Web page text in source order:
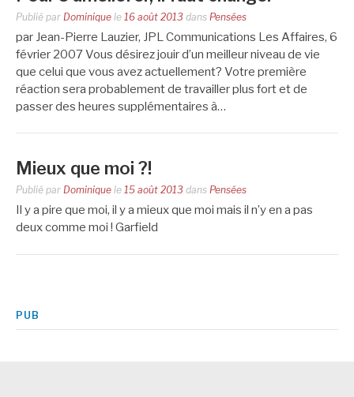
Publié par Dominique le 16 août 2013 dans Pensées
par Jean-Pierre Lauzier, JPL Communications Les Affaires, 6
février 2007 Vous désirez jouir d’un meilleur niveau de vie
que celui que vous avez actuellement? Votre première
réaction sera probablement de travailler plus fort et de
passer des heures supplémentaires à…
Mieux que moi ?!
Publié par Dominique le 15 août 2013 dans Pensées
Il y a pire que moi, il y a mieux que moi mais il n’y en a pas
deux comme moi ! Garfield
PUB